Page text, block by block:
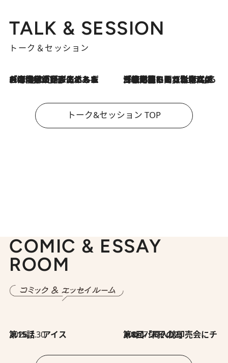
TALK & SESSION
トーク＆セッション
2026.8.3
「今後値上げがあるとすれば…」「リスクがあるのは今年の冬」エネルギー専門家が語る、ホルムズ海峡封鎖が家庭にもたらす“ある心配” 2026.8.3
「住宅建てられない…」「サーチャージ料の高値が続いている」ホルムズ海峡封鎖による影響はいつまで続く？《エネルギー専門家に聞く“どうなる日本の暮らし”》
トーク&セッション TOP
COMIC & ESSAY
ROOM
2026.7.30
第15話 アイス 2026.7.30
第8回「同人誌即売会にチャレンジ その2」